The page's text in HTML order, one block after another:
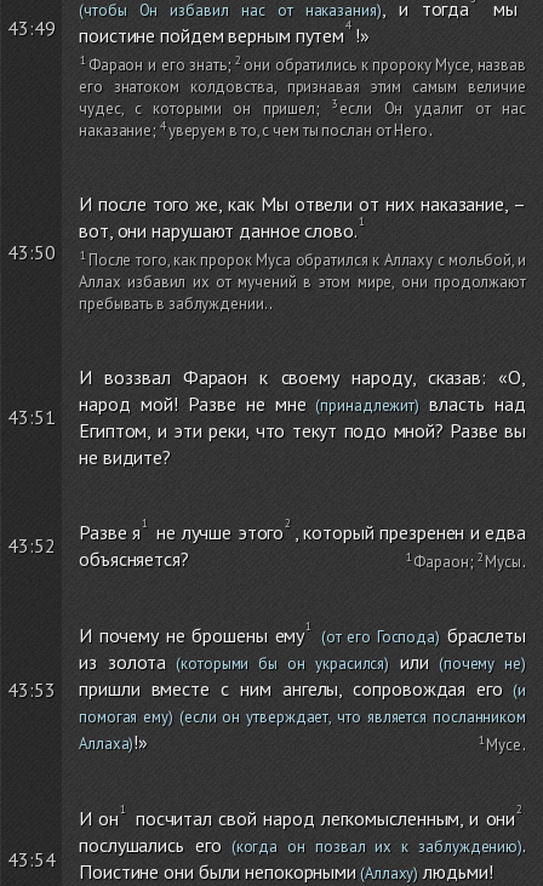
43:49
(чтобы Он избавил нас от наказания), и тогда
мы
поистине пойдем верным путем !»
Фараон и его знать;
они обратились к пророку Мусе, назвав
его знатоком колдовства, признавая этим самым величие
чудес, с которыми он пришел;
если Он удалит от нас
наказание; уверуем в то, с чем ты послан от Него.
43:50
И после того же, как Мы отвели от них наказание, –
вот, они нарушают данное слово.
После того, как пророк Муса обратился к Аллаху с мольбой, и
Аллах избавил их от мучений в этом мире, они продолжают
пребывать в заблуждении..
43:51
И воззвал Фараон к своему народу, сказав: «О,
народ мой! Разве не мне(принадлежит) власть над
Египтом, и эти реки, что текут подо мной? Разве вы
не видите?
43:52
Разве я не лучше этого
, который презренен и едва
объясняется?
Фараон; Мусы.
43:53
И почему не брошены ему (от его Господа) браслеты
из золота (которыми бы он украсился) или(почему не)
пришли вместе с ним ангелы, сопровождая его (и
помогая ему)(если он утверждает, что является посланником
Аллаха)!» Мусе.
43:54
И он
посчитал свой народ легкомысленным, и они
послушались его(когда он позвал их к заблуждению).
Поистине они были непокорными(Аллаху)людьми!